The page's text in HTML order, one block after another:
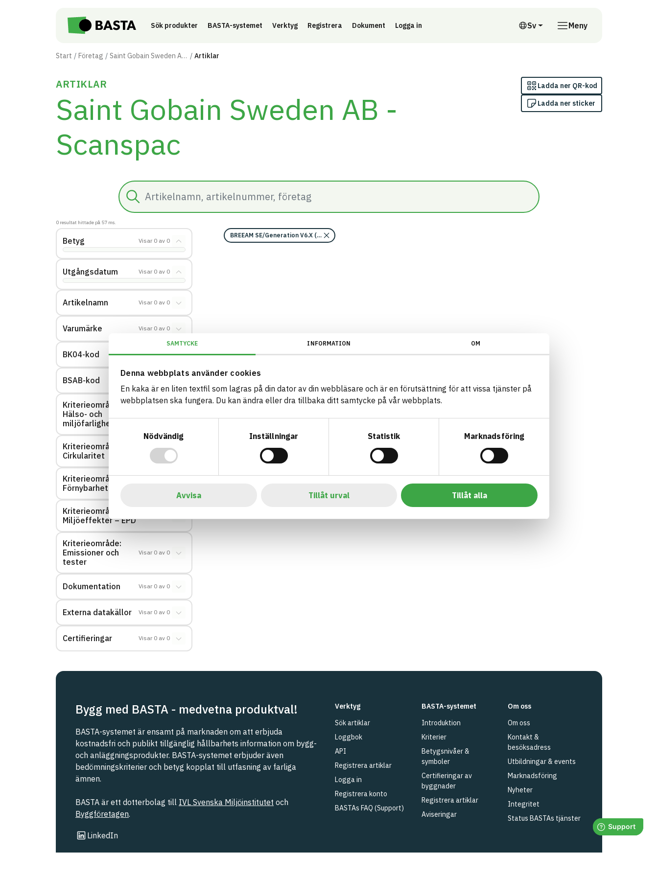
SAMTYCKE INFORMATION OM
Denna webbplats använder cookies
En kaka är en liten textfil som lagras på din dator av din webbläsare och är en förutsättning för att vissa tjänster på
webbplatsen ska fungera. Du kan ändra eller dra tillbaka ditt samtycke på vår webbplats.
Samtyckesval
Nödvändig
Inställningar Statistik Marknadsföring
Avvisa Tillåt urval Tillåt alla
Sök produkter BASTA-systemet Verktyg Registrera Dokument Logga in Sv
Svenska
Meny
Start Företag Saint Gobain Sweden AB - Scanspac Artiklar
ARTIKLAR
Saint Gobain Sweden AB -
Scanspac
Ladda ner QR-kod
Ladda ner sticker
Sök
0 resultat hittade på 57 ms.
Betyg Visar 0 av 0
Utgångsdatum Visar 0 av 0
Artikelnamn Visar 0 av 0
Varumärke Visar 0 av 0
BK04-kod Visar 0 av 0
BSAB-kod 0
Kriterieområde:
Hälso- och
miljöfarlighet
Kriterieområde:
Cirkularitet
Visar 0 0
Kriterieområde:
Förnybarhet
Kriterieområde:
Miljöeffekter – EPD
Kriterieområde:
Emissioner och
tester
Visar 0 av 0
Dokumentation Visar 0 av 0
Externa datakällor Visar 0 av 0
Certifieringar Visar 0 av 0
BREEAM SE/Generation V6.X (2023)/Kriterium: Mat 07 Farliga ämnen/Bedömningskriterium 4 och 5/Installationsprodukter/Omfattas inte av
Bygg med BASTA - medvetna produktval!
BASTA-systemet är ensamt på marknaden om att erbjuda
kostnadsfri och publikt tillgänglig hållbarhets information om bygg-
och anläggningsprodukter. BASTA-systemet erbjuder även
bedömningskriterier och betyg kopplat till utfasning av farliga
ämnen.
BASTA är ett dotterbolag till IVL Svenska Miljöinstitutet och
Byggföretagen.
LinkedIn
Länk till annan webbplats
Verktyg
Sök artiklar
Loggbok
API
Registrera artiklar
Logga in
Registrera konto
BASTAs FAQ (Support)
BASTA-systemet
Introduktion
Kriterier
Betygsnivåer &
symboler
Certifieringar av
byggnader
Registrera artiklar
Aviseringar
Om oss
Om oss
Kontakt &
besöksadress
Utbildningar & events
Marknadsföring
Nyheter
Integritet
Status BASTAs tjänster